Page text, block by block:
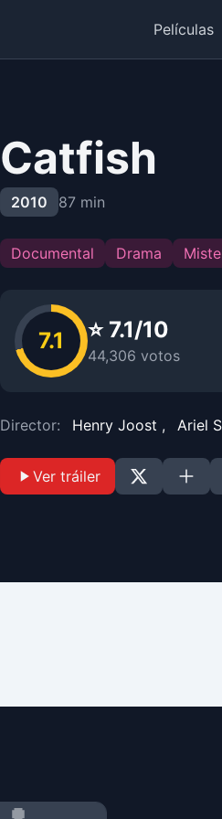
Películas
Catfish
2010 87 min
Documental Drama
7.1 ⭐ 7.1/10
44,306 votos
Director: Henry Joost , Ariel
Ver tráiler